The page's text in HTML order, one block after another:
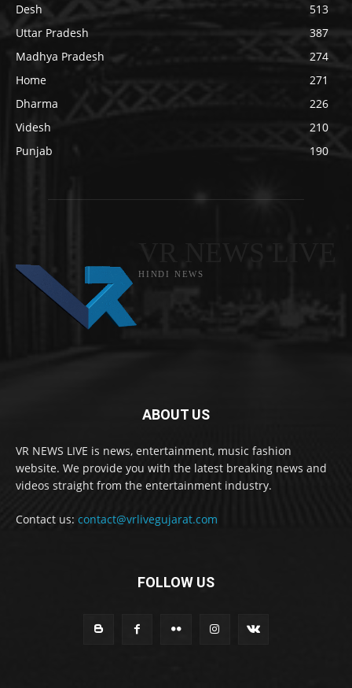
Desh
513
Uttar Pradesh
387
Madhya Pradesh
274
Home
271
Dharma
226
Videsh
210
Punjab
190
HINDI NEWS
ABOUT US
VR NEWS LIVE is news, entertainment, music fashion
website. We provide you with the latest breaking news and
videos straight from the entertainment industry.
Contact us: contact@vrlivegujarat.com
FOLLOW US